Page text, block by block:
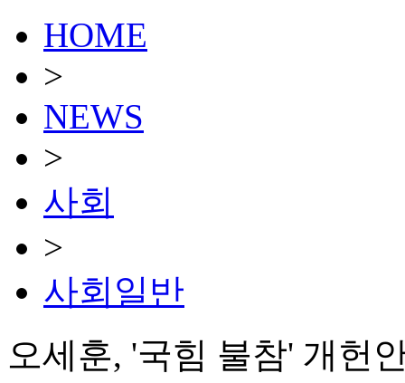
HOME
>
NEWS
>
사회
>
사회일반
오세훈, '국힘 불참' 개헌